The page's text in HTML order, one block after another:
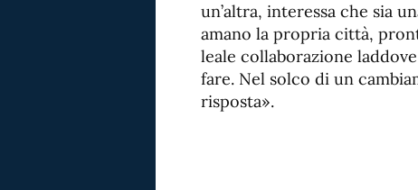
un’altra, interessa che sia
amano la propria città,
leale collaborazione
fare. Nel solco di un
risposta».